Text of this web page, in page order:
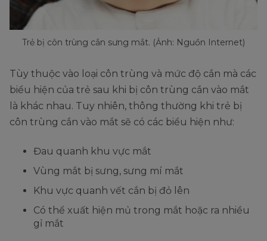
Trẻ bị côn trùng cắn sưng mắt. (Ảnh: Nguồn Internet)
Tùy thuộc vào loại côn trùng và mức độ cắn mà các
biểu hiện của trẻ sau khi bị côn trùng cắn vào mắt
là khác nhau. Tuy nhiên, thông thường khi trẻ bị
côn trùng cắn vào mắt sẽ có các biểu hiện như:
Đau quanh khu vực mắt
Vùng mắt bị sưng, sưng mí mắt
Khu vực quanh vết cắn bị đỏ lên
Có thể xuất hiện mủ trong mắt hoặc ra nhiều
gỉ mắt